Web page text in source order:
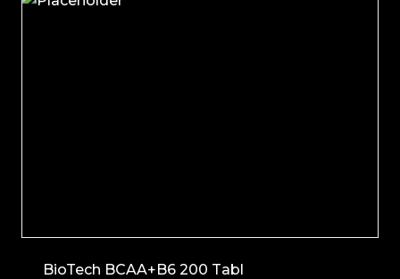
BioTech BCAA+B6 200 Tabl